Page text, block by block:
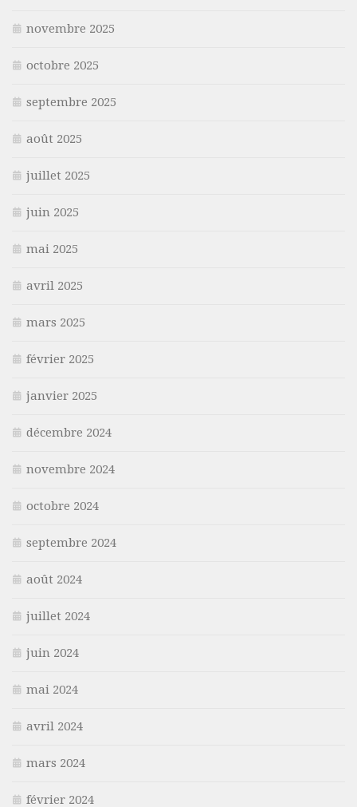
novembre 2025
octobre 2025
septembre 2025
août 2025
juillet 2025
juin 2025
mai 2025
avril 2025
mars 2025
février 2025
janvier 2025
décembre 2024
novembre 2024
octobre 2024
septembre 2024
août 2024
juillet 2024
juin 2024
mai 2024
avril 2024
mars 2024
février 2024